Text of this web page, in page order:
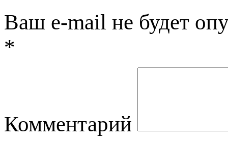
Ваш e-mail не будет
*
Комментарий